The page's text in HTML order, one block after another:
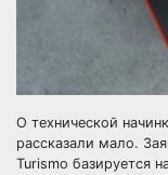
О технической
рассказали мало.
Turismo базируется